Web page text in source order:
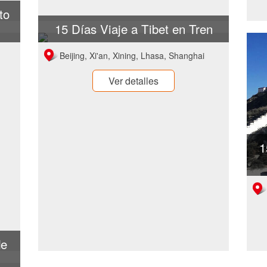
15 Días Viaje a Tibet en Tren
Beijing, Xi'an, Xining, Lhasa, Shanghai
Ver detalles